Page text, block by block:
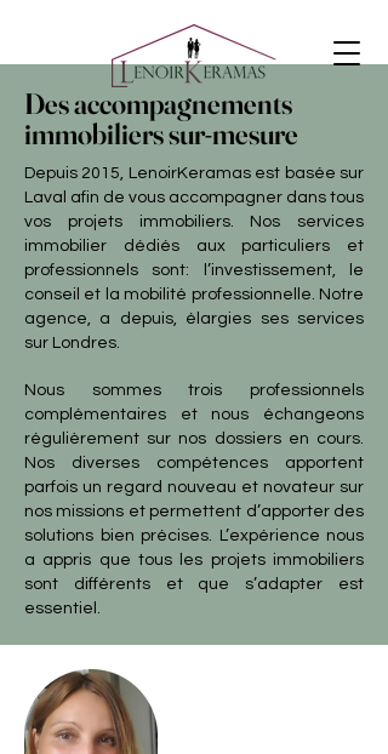
Des accompagnements
immobiliers sur-mesure
Depuis 2015, LenoirKeramas est basée sur
Laval afin de vous accompagner dans tous
vos projets immobiliers. Nos services
immobilier dédiés aux particuliers et
professionnels sont: l’investissement, le
conseil et la mobilité professionnelle. Notre
agence, a depuis, élargies ses services
sur Londres.
Nous sommes trois professionnels
complémentaires et nous échangeons
régulièrement sur nos dossiers en cours.
Nos diverses compétences apportent
parfois un regard nouveau et novateur sur
nos missions et permettent d’apporter des
solutions bien précises. L’expérience nous
a appris que tous les projets immobiliers
sont différents et que s’adapter est
essentiel.